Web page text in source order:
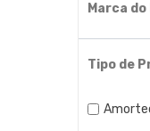
Marca
Tipo de